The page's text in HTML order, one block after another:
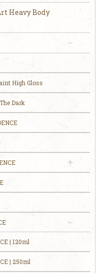
Heavy Body
High Gloss
Dark
| 120ml
| 250ml